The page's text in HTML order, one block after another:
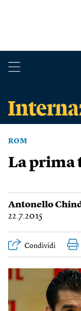
ROM
La prima
Antonello
22.7.2015
Condividi